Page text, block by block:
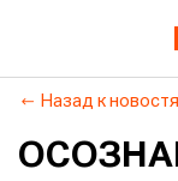
Назад к